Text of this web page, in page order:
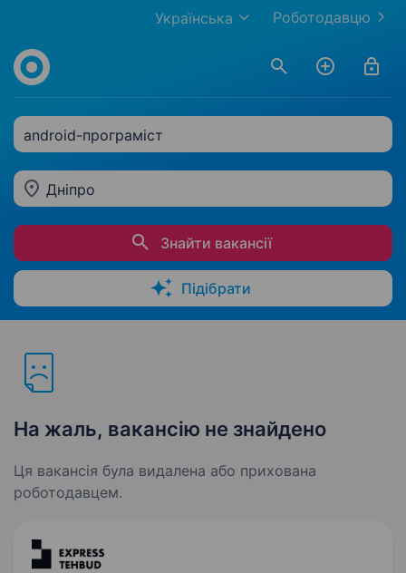
Роботодавцю
Українська
android-програміст
Дніпро
Знайти вакансії
Підібрати
На жаль, вакансію не знайдено
Ця вакансія була видалена або прихована
роботодавцем.